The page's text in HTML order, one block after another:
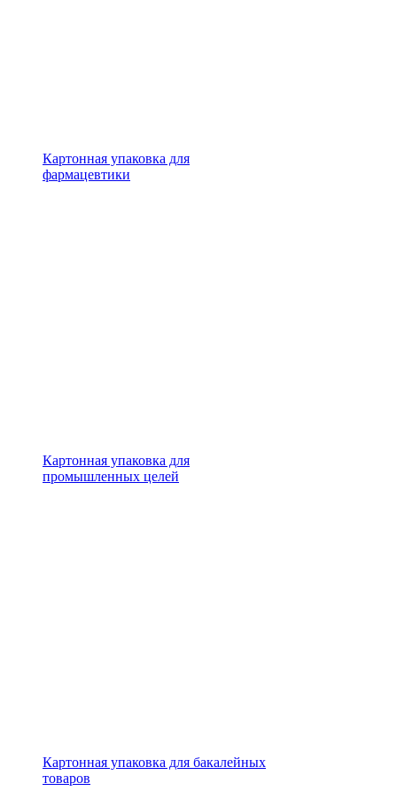
Картонная упаковка для
фармацевтики
Картонная упаковка для
промышленных целей
Картонная упаковка для бакалейных
товаров